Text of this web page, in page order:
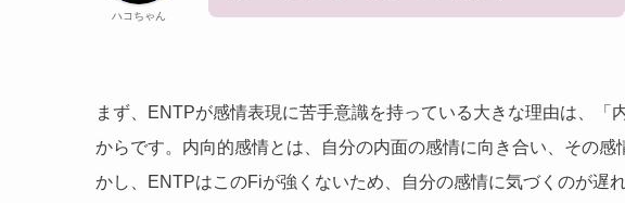
ハコちゃん
まず、ENTPが感情表現に苦手意識を持っている大きな理由は、「
からです。内向的感情とは、自分の内面の感情に向き合い、その
かし、ENTPはこのFiが強くないため、自分の感情に気づくのが遅れ